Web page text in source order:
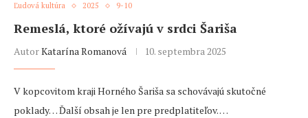
Ľudová kultúra 2025 9-10
Remeslá, ktoré ožívajú v srdci Šariša
AutorKatarína Romanová 10. septembra 2025
V kopcovitom kraji Horného Šariša sa schovávajú skutočné
poklady… Ďalší obsah je len pre predplatiteľov. …